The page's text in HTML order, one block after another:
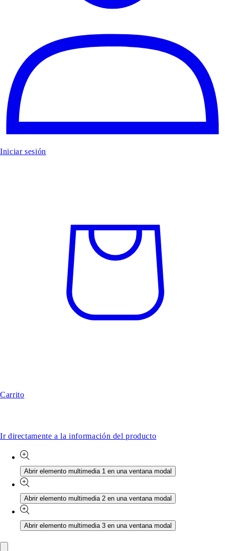
Iniciar sesión
Carrito
Ir directamente a la información del producto
Abrir elemento multimedia 1 en una ventana modal
Abrir elemento multimedia 2 en una ventana modal
Abrir elemento multimedia 3 en una ventana modal